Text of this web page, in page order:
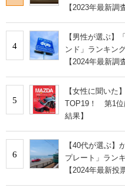
【2023年最新調
4
【男性が選ぶ】
ンド」ランキン
【2024年最新調
5
【女性に聞いた
TOP19！ 第1位
結果】
6
【40代が選ぶ】
プレート」ラン
【2024年最新投